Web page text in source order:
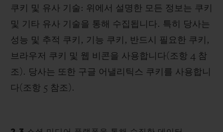
쿠키 및 유사 기술: 위에서 설명한 모든 정보는 쿠키
및 기타 유사 기술을 통해 수집됩니다. 특히 당사는
성능 및 추적 쿠키, 기능 쿠키, 반드시 필요한 쿠키,
브라우저 쿠키 및 웹 비콘을 사용합니다(조항 4 참
조). 당사는 또한 구글 어낼리틱스 쿠키를 사용합니
다(조항 5 참조).